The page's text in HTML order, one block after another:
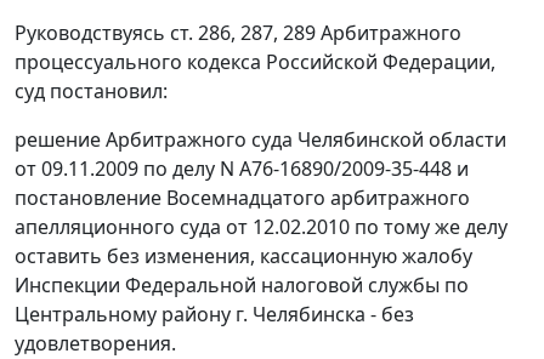
Руководствуясь ст. 286, 287, 289Арбитражного
процессуального кодекса Российской Федерации,
суд постановил:
решение Арбитражного суда Челябинской области
от 09.11.2009 по делу N А76-16890/2009-35-448 и
постановление Восемнадцатого арбитражного
апелляционного суда от 12.02.2010 по тому же делу
оставить без изменения, кассационную жалобу
Инспекции Федеральной налоговой службы по
Центральному району г. Челябинска - без
удовлетворения.